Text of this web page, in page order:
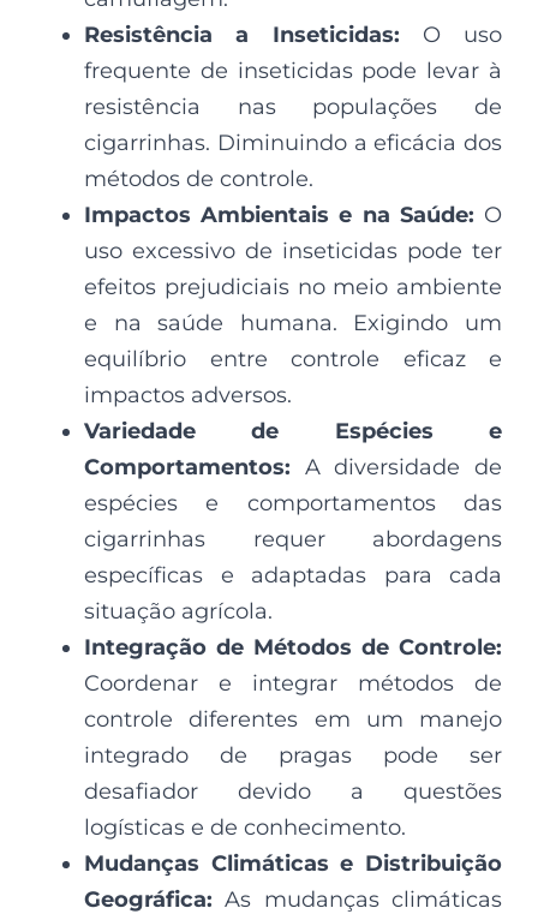
Resistência a Inseticidas: O uso
frequente de inseticidas pode levar à
resistência nas populações de
cigarrinhas. Diminuindo a eficácia dos
métodos de controle.
Impactos Ambientais e na Saúde: O
uso excessivo de inseticidas pode ter
efeitos prejudiciais no meio ambiente
e na saúde humana. Exigindo um
equilíbrio entre controle eficaz e
impactos adversos.
Variedade de Espécies e
Comportamentos: A diversidade de
espécies e comportamentos das
cigarrinhas requer abordagens
específicas e adaptadas para cada
situação agrícola.
Integração de Métodos de Controle:
Coordenar e integrar métodos de
controle diferentes em um manejo
integrado de pragas pode ser
desafiador devido a questões
logísticas e de conhecimento.
Mudanças Climáticas e Distribuição
Geográfica: As mudanças climáticas